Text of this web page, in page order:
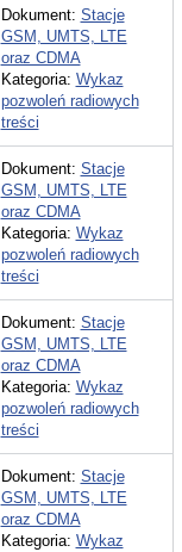
Dokument: Stacje
GSM, UMTS, LTE
oraz CDMA
Kategoria: Wykaz
pozwoleń radiowych
treści
Dokument: Stacje
GSM, UMTS, LTE
oraz CDMA
Kategoria: Wykaz
pozwoleń radiowych
treści
Dokument: Stacje
GSM, UMTS, LTE
oraz CDMA
Kategoria: Wykaz
pozwoleń radiowych
treści
Dokument: Stacje
GSM, UMTS, LTE
oraz CDMA
Kategoria: Wykaz